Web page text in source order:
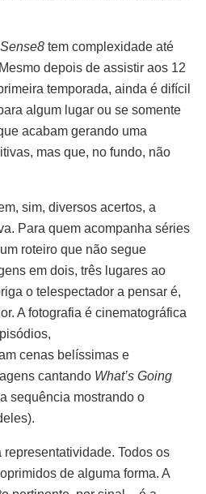
Sense8 tem complexidade até
depois de assistir aos 12
temporada, ainda é difícil
algum lugar ou se somente
acabam gerando uma
mas que, no fundo, não
sim, diversos acertos, a
Para quem acompanha séries
roteiro que não segue
em dois, três lugares ao
o telespectador a pensar é,
A fotografia é cinematográfica
cenas belíssimas e
cantando What’s Going
sequência mostrando o
Todos os
de alguma forma. A